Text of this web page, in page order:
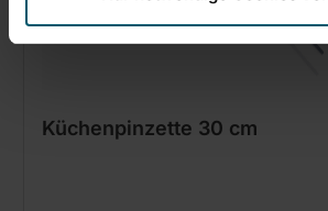
Küchenpinzette 30 cm